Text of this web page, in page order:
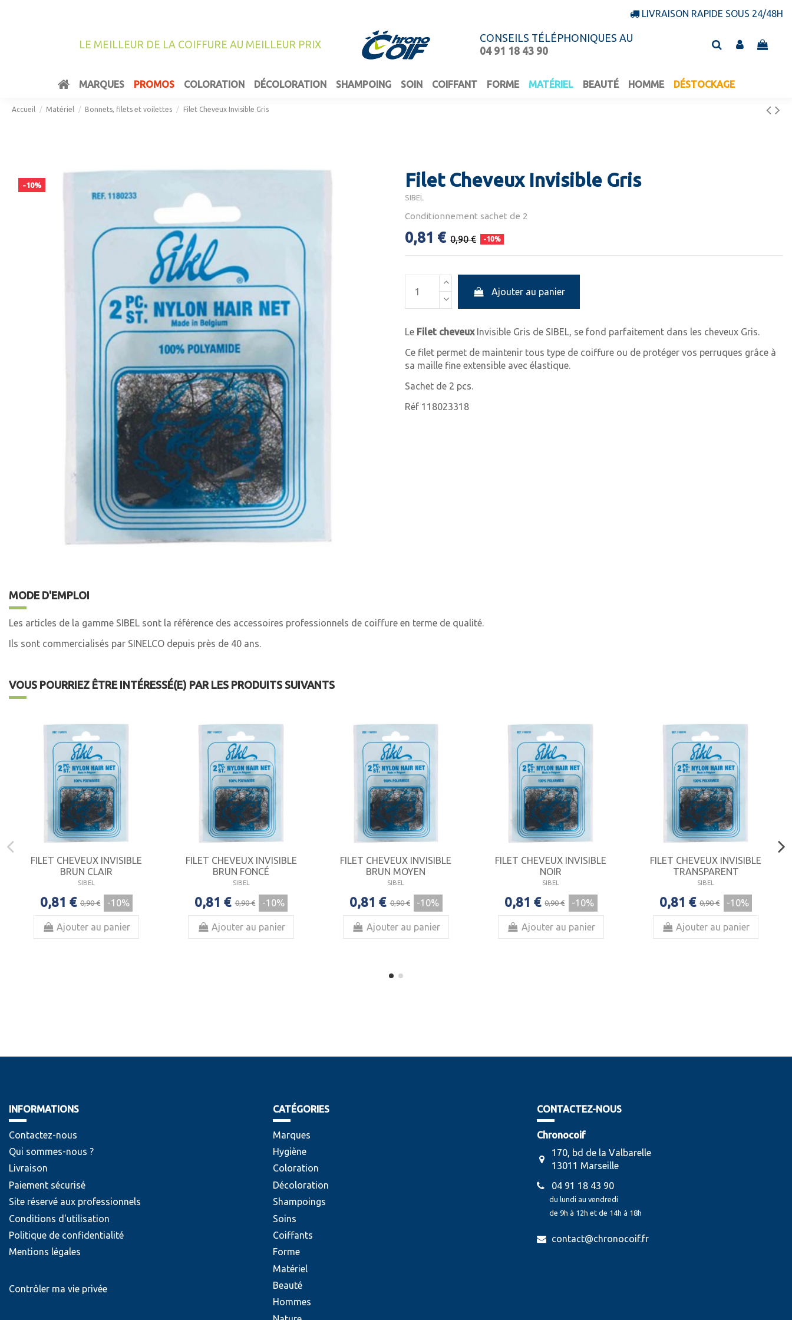
LIVRAISON RAPIDE SOUS 24/48H
LE MEILLEUR DE LA COIFFURE AU MEILLEUR PRIX
CONSEILS TÉLÉPHONIQUES AU
04 91 18 43 90
MARQUES PROMOS COLORATION DÉCOLORATION SHAMPOING SOIN COIFFANT FORME MATÉRIEL BEAUTÉ HOMME DÉSTOCKAGE
Accueil Matériel Bonnets, filets et voilettes Filet Cheveux Invisible Gris
-10% Filet Cheveux Invisible Gris
SIBEL
Conditionnement sachet de 2
0,81 € 0,90 € -10%
Ajouter au panier
Le Filet cheveuxInvisible Gris de SIBEL, se fond parfaitement dans les cheveux Gris.
Ce filet permet de maintenir tous type de coiffure ou de protéger vos perruques grâce à
sa maille fine extensible avec élastique.
Sachet de 2 pcs.
Réf 118023318
MODE D'EMPLOI
Les articles de la gamme SIBEL sont la référence des accessoires professionnels de coiffure en terme de qualité.
Ils sont commercialisés par SINELCO depuis près de 40 ans.
VOUS POURRIEZ ÊTRE INTÉRESSÉ(E) PAR LES PRODUITS SUIVANTS
FILET CHEVEUX INVISIBLE
BRUN CLAIR
SIBEL
0,81 € 0,90 € -10%
Ajouter au panier
FILET CHEVEUX INVISIBLE
BRUN FONCÉ
SIBEL
0,81 € 0,90 € -10%
Ajouter au panier
FILET CHEVEUX INVISIBLE
BRUN MOYEN
SIBEL
0,81 € 0,90 € -10%
Ajouter au panier
FILET CHEVEUX INVISIBLE
NOIR
SIBEL
0,81 € 0,90 € -10%
Ajouter au panier
FILET CHEVEUX INVISIBLE
TRANSPARENT
SIBEL
0,81 € 0,90 € -10%
Ajouter au panier
INFORMATIONS
Contactez-nous
Qui sommes-nous ?
Livraison
Paiement sécurisé
Site réservé aux professionnels
Conditions d'utilisation
Politique de confidentialité
Mentions légales
Contrôler ma vie privée
CATÉGORIES
Marques
Hygiène
Coloration
Décoloration
Shampoings
Soins
Coiffants
Forme
Matériel
Beauté
Hommes
CONTACTEZ-NOUS
Chronocoif
170, bd de la Valbarelle
13011 Marseille
04 91 18 43 90
du lundi au vendredi
de 9h à 12h et de 14h à 18h
contact@chronocoif.fr